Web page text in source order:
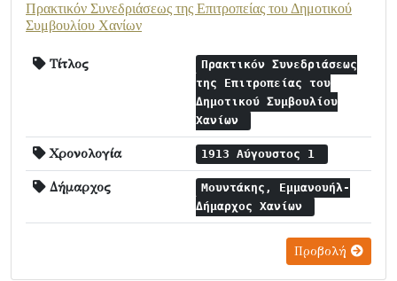
Πρακτικόν Συνεδριάσεως της Επιτροπείας του Δημοτικού
Συμβουλίου Χανίων
Τίτλος
Πρακτικόν Συνεδριάσεως
της Επιτροπείας του
Δημοτικού Συμβουλίου
Χανίων
Χρονολογία 1913 Αύγουστος 1
Δήμαρχος
Μουντάκης, Εμμανουήλ-
Δήμαρχος Χανίων
Προβολή